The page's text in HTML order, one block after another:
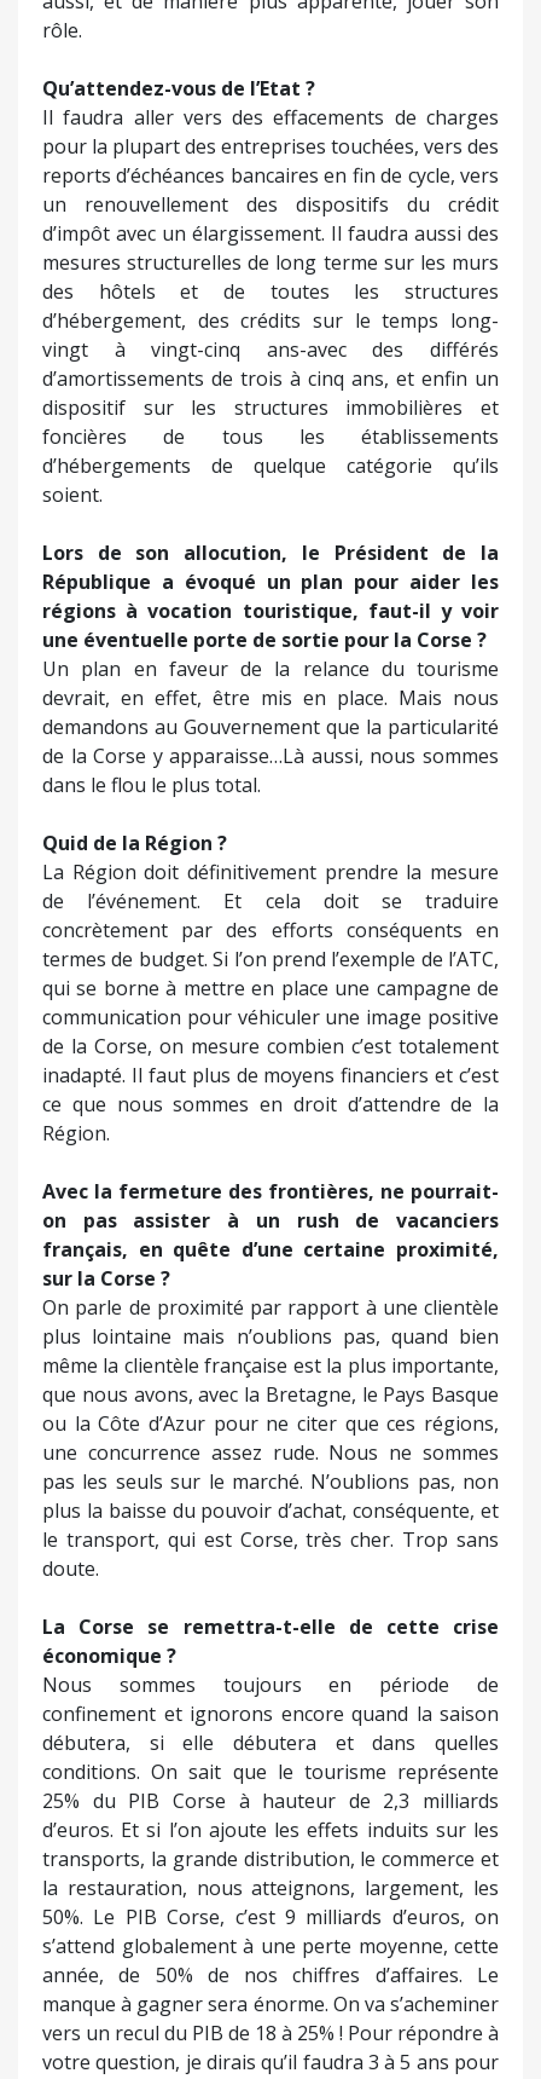
rôle.
Qu’attendez-vous de l’Etat ?
Il faudra aller vers des effacements de charges
pour la plupart des entreprises touchées, vers des
reports d’échéances bancaires en fin de cycle, vers
un renouvellement des dispositifs du crédit
d’impôt avec un élargissement. Il faudra aussi des
mesures structurelles de long terme sur les murs
des hôtels et de toutes les structures
d’hébergement, des crédits sur le temps long-
vingt à vingt-cinq ans-avec des différés
d’amortissements de trois à cinq ans, et enfin un
dispositif sur les structures immobilières et
foncières de tous les établissements
d’hébergements de quelque catégorie qu’ils
soient.
Lors de son allocution, le Président de la
République a évoqué un plan pour aider les
régions à vocation touristique, faut-il y voir
une éventuelle porte de sortie pour la Corse ?
Un plan en faveur de la relance du tourisme
devrait, en effet, être mis en place. Mais nous
demandons au Gouvernement que la particularité
de la Corse y apparaisse…Là aussi, nous sommes
dans le flou le plus total.
Quid de la Région ?
La Région doit définitivement prendre la mesure
de l’événement. Et cela doit se traduire
concrètement par des efforts conséquents en
termes de budget. Si l’on prend l’exemple de l’ATC,
qui se borne à mettre en place une campagne de
communication pour véhiculer une image positive
de la Corse, on mesure combien c’est totalement
inadapté. Il faut plus de moyens financiers et c’est
ce que nous sommes en droit d’attendre de la
Région.
Avec la fermeture des frontières, ne pourrait-
on pas assister à un rush de vacanciers
français, en quête d’une certaine proximité,
sur la Corse ?
On parle de proximité par rapport à une clientèle
plus lointaine mais n’oublions pas, quand bien
même la clientèle française est la plus importante,
que nous avons, avec la Bretagne, le Pays Basque
ou la Côte d’Azur pour ne citer que ces régions,
une concurrence assez rude. Nous ne sommes
pas les seuls sur le marché. N’oublions pas, non
plus la baisse du pouvoir d’achat, conséquente, et
le transport, qui est Corse, très cher. Trop sans
doute.
La Corse se remettra-t-elle de cette crise
économique ?
Nous sommes toujours en période de
confinement et ignorons encore quand la saison
débutera, si elle débutera et dans quelles
conditions. On sait que le tourisme représente
25% du PIB Corse à hauteur de 2,3 milliards
d’euros. Et si l’on ajoute les effets induits sur les
transports, la grande distribution, le commerce et
la restauration, nous atteignons, largement, les
50%. Le PIB Corse, c’est 9 milliards d’euros, on
s’attend globalement à une perte moyenne, cette
année, de 50% de nos chiffres d’affaires. Le
manque à gagner sera énorme. On va s’acheminer
vers un recul du PIB de 18 à 25% ! Pour répondre à
votre question, je dirais qu’il faudra 3 à 5 ans pour